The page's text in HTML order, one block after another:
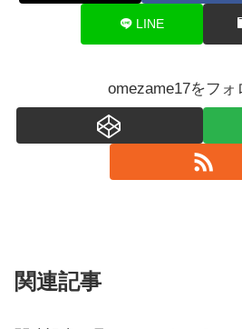
LINE
omezame17をフォ
関連記事